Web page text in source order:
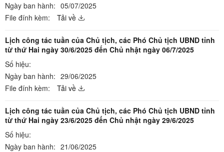
Ngày ban hành: 05/07/2025
File đính kèm:
Tải về
Lịch công tác tuần của Chủ tịch, các Phó Chủ tịch UBND tỉnh
từ thứ Hai ngày 30/6/2025 đến Chủ nhật ngày 06/7/2025
Số hiệu:
Ngày ban hành: 29/06/2025
File đính kèm:
Tải về
Lịch công tác tuần của Chủ tịch, các Phó Chủ tịch UBND tỉnh
từ thứ Hai ngày 23/6/2025 đến Chủ nhật ngày 29/6/2025
Số hiệu:
Ngày ban hành: 21/06/2025